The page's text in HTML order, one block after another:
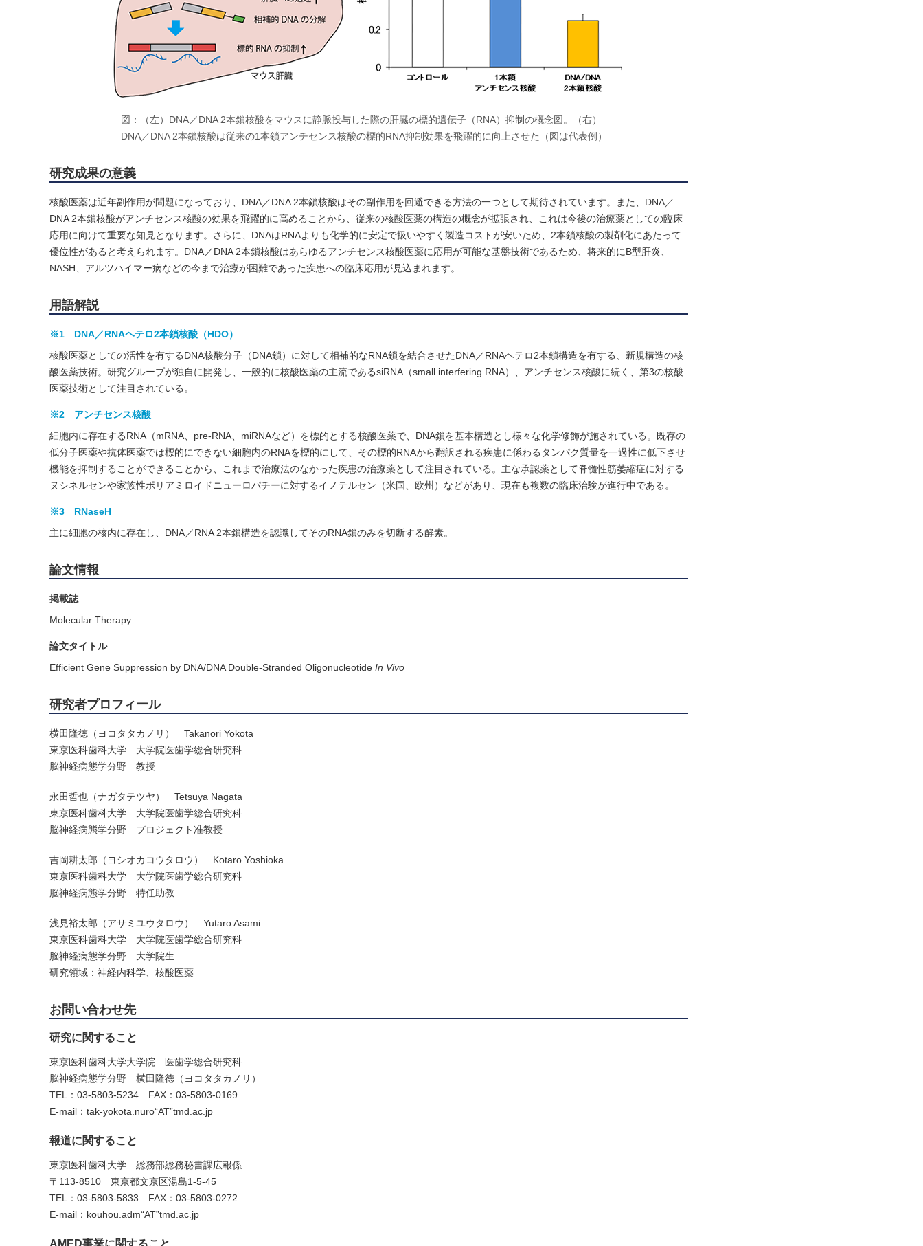
図：（左）DNA／DNA 2本鎖核酸をマウスに静脈投与した際の肝臓の標的遺伝子（RNA）抑制の概念図。（右）
DNA／DNA 2本鎖核酸は従来の1本鎖アンチセンス核酸の標的RNA抑制効果を飛躍的に向上させた（図は代表例）
研究成果の意義
核酸医薬は近年副作用が問題になっており、DNA／DNA 2本鎖核酸はその副作用を回避できる方法の一つとして期待されています。また、DNA／
DNA 2本鎖核酸がアンチセンス核酸の効果を飛躍的に高めることから、従来の核酸医薬の構造の概念が拡張され、これは今後の治療薬としての臨床
応用に向けて重要な知見となります。さらに、DNAはRNAよりも化学的に安定で扱いやすく製造コストが安いため、2本鎖核酸の製剤化にあたって
優位性があると考えられます。DNA／DNA 2本鎖核酸はあらゆるアンチセンス核酸医薬に応用が可能な基盤技術であるため、将来的にB型肝炎、
NASH、アルツハイマー病などの今まで治療が困難であった疾患への臨床応用が見込まれます。
用語解説
※1 DNA／RNAヘテロ2本鎖核酸（HDO）
核酸医薬としての活性を有するDNA核酸分子（DNA鎖）に対して相補的なRNA鎖を結合させたDNA／RNAヘテロ2本鎖構造を有する、新規構造の核
酸医薬技術。研究グループが独自に開発し、一般的に核酸医薬の主流であるsiRNA（small interfering RNA）、アンチセンス核酸に続く、第3の核酸
医薬技術として注目されている。
※2 アンチセンス核酸
細胞内に存在するRNA（mRNA、pre-RNA、miRNAなど）を標的とする核酸医薬で、DNA鎖を基本構造とし様々な化学修飾が施されている。既存の
低分子医薬や抗体医薬では標的にできない細胞内のRNAを標的にして、その標的RNAから翻訳される疾患に係わるタンパク質量を一過性に低下させ
機能を抑制することができることから、これまで治療法のなかった疾患の治療薬として注目されている。主な承認薬として脊髄性筋萎縮症に対する
ヌシネルセンや家族性ポリアミロイドニューロパチーに対するイノテルセン（米国、欧州）などがあり、現在も複数の臨床治験が進行中である。
※3 RNaseH
主に細胞の核内に存在し、DNA／RNA 2本鎖構造を認識してそのRNA鎖のみを切断する酵素。
論文情報
掲載誌
Molecular Therapy
論文タイトル
Efficient Gene Suppression by DNA/DNA Double-Stranded Oligonucleotide In Vivo
研究者プロフィール
横田隆徳（ヨコタタカノリ） Takanori Yokota
東京医科歯科大学 大学院医歯学総合研究科
脳神経病態学分野 教授
永田哲也（ナガタテツヤ） Tetsuya Nagata
東京医科歯科大学 大学院医歯学総合研究科
脳神経病態学分野 プロジェクト准教授
吉岡耕太郎（ヨシオカコウタロウ） Kotaro Yoshioka
東京医科歯科大学 大学院医歯学総合研究科
脳神経病態学分野 特任助教
浅見裕太郎（アサミユウタロウ） Yutaro Asami
東京医科歯科大学 大学院医歯学総合研究科
脳神経病態学分野 大学院生
研究領域：神経内科学、核酸医薬
お問い合わせ先
研究に関すること
東京医科歯科大学大学院 医歯学総合研究科
脳神経病態学分野 横田隆徳（ヨコタタカノリ）
TEL：03-5803-5234 FAX：03-5803-0169
E-mail：tak-yokota.nuro“AT”tmd.ac.jp
報道に関すること
東京医科歯科大学 総務部総務秘書課広報係
〒113-8510 東京都文京区湯島1-5-45
TEL：03-5803-5833 FAX：03-5803-0272
E-mail：kouhou.adm“AT”tmd.ac.jp